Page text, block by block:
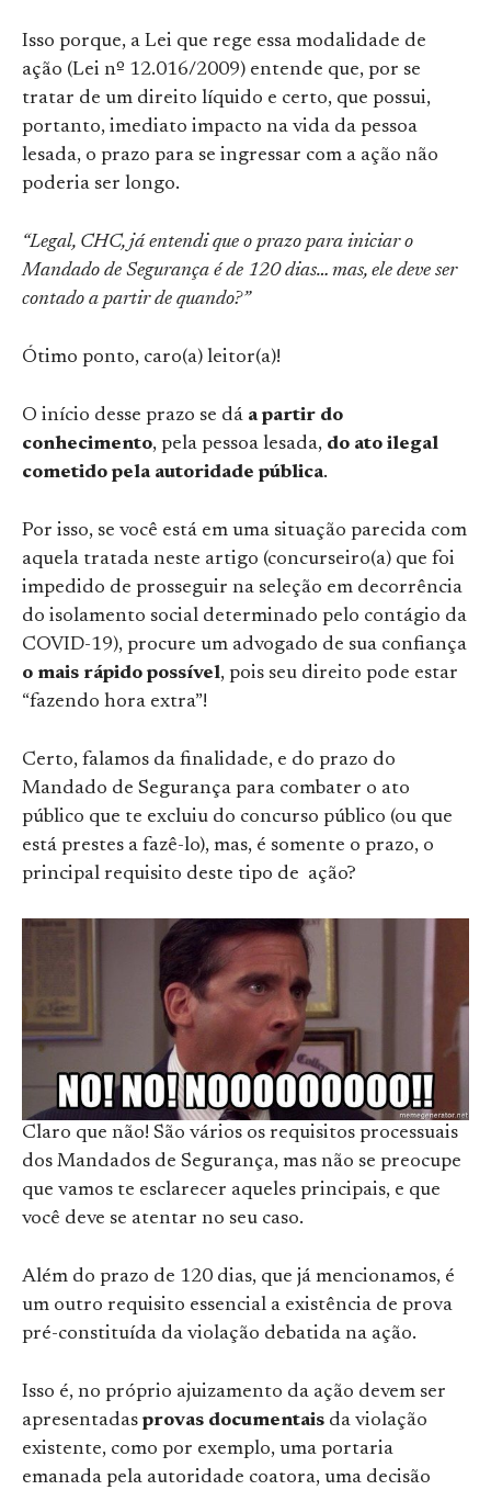
Isso porque, a Lei que rege essa modalidade de
ação (Lei nº 12.016/2009) entende que, por se
tratar de um direito líquido e certo, que possui,
portanto, imediato impacto na vida da pessoa
lesada, o prazo para se ingressar com a ação não
poderia ser longo.
“Legal, CHC, já entendi que o prazo para iniciar o
Mandado de Segurança é de 120 dias… mas, ele deve ser
contado a partir de quando?”
Ótimo ponto, caro(a) leitor(a)!
O início desse prazo se dá a partir do
conhecimento, pela pessoa lesada, do ato ilegal
cometido pela autoridade pública.
Por isso, se você está em uma situação parecida com
aquela tratada neste artigo (concurseiro(a) que foi
impedido de prosseguir na seleção em decorrência
do isolamento social determinado pelo contágio da
COVID-19), procure um advogado de sua confiança
o mais rápido possível, pois seu direito pode estar
“fazendo hora extra”!
Certo, falamos da finalidade, e do prazo do
Mandado de Segurança para combater o ato
público que te excluiu do concurso público (ou que
está prestes a fazê-lo), mas, é somente o prazo, o
principal requisito deste tipo de ação?
Claro que não! São vários os requisitos processuais
dos Mandados de Segurança, mas não se preocupe
que vamos te esclarecer aqueles principais, e que
você deve se atentar no seu caso.
Além do prazo de 120 dias, que já mencionamos, é
um outro requisito essencial a existência de prova
pré-constituída da violação debatida na ação.
Isso é, no próprio ajuizamento da ação devem ser
apresentadas provas documentais da violação
existente, como por exemplo, uma portaria
emanada pela autoridade coatora, uma decisão